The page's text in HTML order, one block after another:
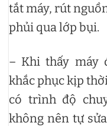
tắt máy, rút
phủi qua lớp bụi.
– Khi thấy máy
khắc phục kịp
có trình độ
không nên tự